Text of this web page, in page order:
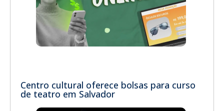
Centro cultural oferece bolsas para curso
de teatro em Salvador